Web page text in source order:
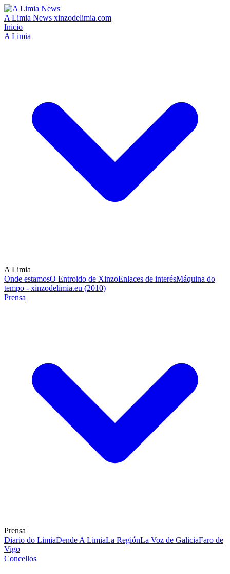
A Limia News xinzodelimia.com
Inicio
A Limia
A Limia
Onde estamosO Entroido de XinzoEnlaces de interésMáquina do
tempo - xinzodelimia.eu (2010)
Prensa
Prensa
Diario do LimiaDende A LimiaLa RegiónLa Voz de GaliciaFaro de
Vigo
Concellos